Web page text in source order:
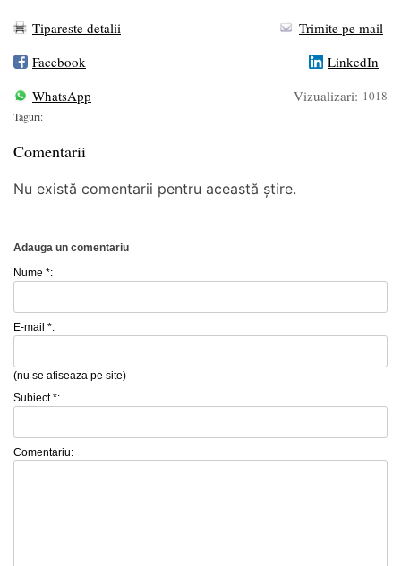
Tipareste detalii
Trimite pe mail
Facebook
LinkedIn
WhatsApp
Vizualizari: 1018
Taguri:
Comentarii
Nu există comentarii pentru această știre.
Adauga un comentariu
Nume *:
E-mail *:
(nu se afiseaza pe site)
Subiect *:
Comentariu: